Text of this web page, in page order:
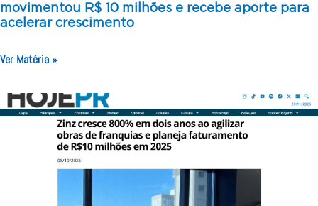
movimentou R$ 10 milhões e recebe aporte para
acelerar crescimento
Ver Matéria »